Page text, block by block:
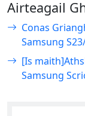
Airteagail
Conas
Samsung
[Is
Samsung